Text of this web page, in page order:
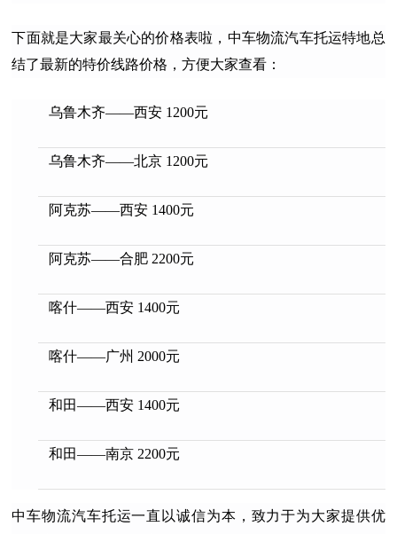
下面就是大家最关心的价格表啦，中车物流汽车托运特地总
结了最新的特价线路价格，方便大家查看：
乌鲁木齐——西安 1200元
乌鲁木齐——北京 1200元
阿克苏——西安 1400元
阿克苏——合肥 2200元
喀什——西安 1400元
喀什——广州 2000元
和田——西安 1400元
和田——南京 2200元
中车物流汽车托运一直以诚信为本，致力于为大家提供优